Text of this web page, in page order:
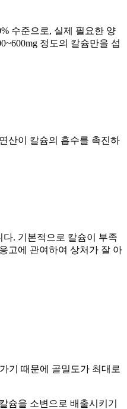
수준으로, 실제 필요한 양
정도의 칼슘만을 섭
산이 칼슘의 흡수를 촉진하
. 기본적으로 칼슘이 부족
고에 관여하여 상처가 잘 아
기 때문에 골밀도가 최대로
슘을 소변으로 배출시키기